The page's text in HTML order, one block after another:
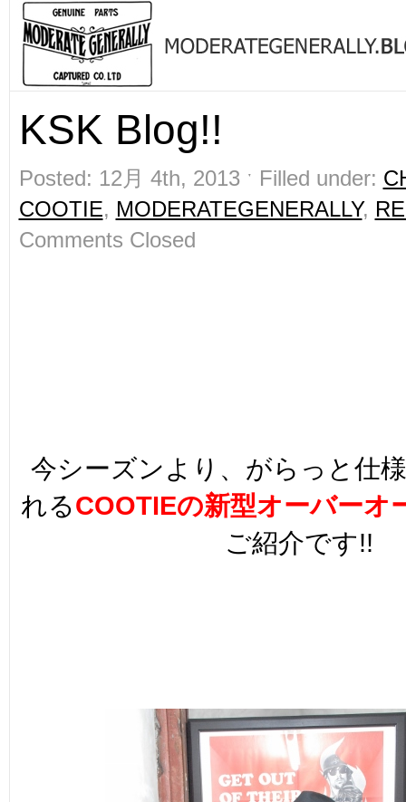
KSK Blog!!
Posted: 12月 4th, 2013 ˑ Filled under:
COOTIE, MODERATEGENERALLY,
Comments Closed
今シーズンより、がらっと仕
れるCOOTIEの新型オーバーオ
ご紹介です!!